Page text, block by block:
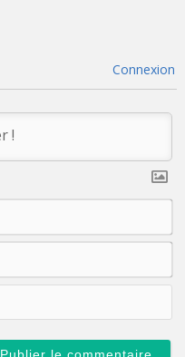
Connexion